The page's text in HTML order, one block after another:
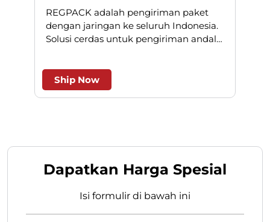
REGPACK adalah pengiriman paket
dengan jaringan ke seluruh Indonesia.
Solusi cerdas untuk pengiriman andal
Ship Now
Dapatkan Harga Spesial
Isi formulir di bawah ini